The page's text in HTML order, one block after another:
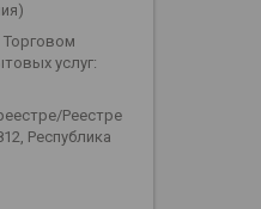
Торговом
услуг:
Реестре
Республика